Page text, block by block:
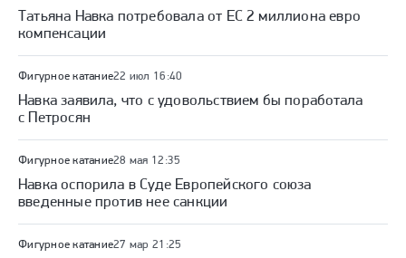
Татьяна Навка потребовала от ЕС 2 миллиона евро
компенсации
Фигурное катание22 июл 16:40
Навка заявила, что с удовольствием бы поработала
с Петросян
Фигурное катание28 мая 12:35
Навка оспорила в Суде Европейского союза
введенные против нее санкции
Фигурное катание27 мар 21:25